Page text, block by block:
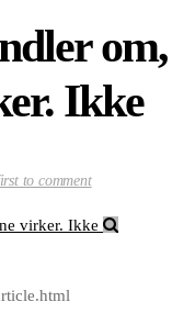
om,
Ikke
to comment